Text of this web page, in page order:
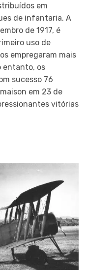
em
de infantaria. A
de 1917, é
uso de
empregaram mais
entanto, os
sucesso 76
em 23 de
vitórias